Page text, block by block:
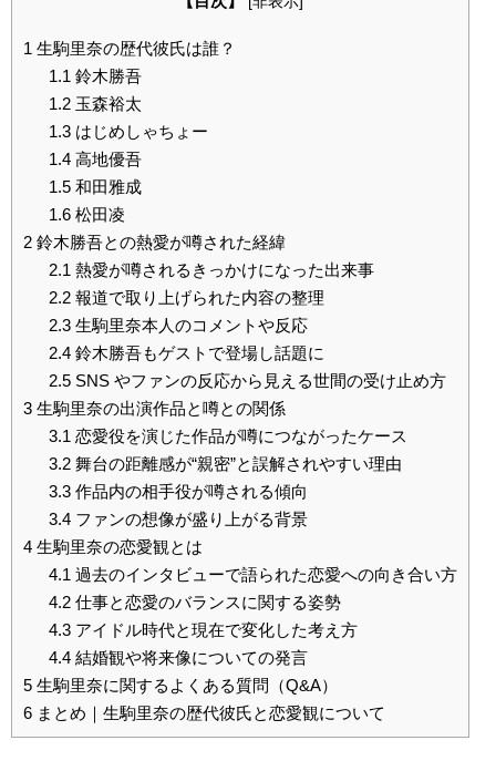
1 生駒里奈の歴代彼氏は誰？
1.1 鈴木勝吾
1.2玉森裕太
1.3はじめしゃちょー
1.4高地優吾
1.5和田雅成
1.6松田凌
2 鈴木勝吾との熱愛が噂された経緯
2.1 熱愛が噂されるきっかけになった出来事
2.2報道で取り上げられた内容の整理
2.3生駒里奈本人のコメントや反応
2.4鈴木勝吾もゲストで登場し話題に
2.5SNS やファンの反応から見える世間の受け止め方
3 生駒里奈の出演作品と噂との関係
3.1 恋愛役を演じた作品が噂につながったケース
3.2舞台の距離感が“親密”と誤解されやすい理由
3.3作品内の相手役が噂される傾向
3.4ファンの想像が盛り上がる背景
4 生駒里奈の恋愛観とは
4.1 過去のインタビューで語られた恋愛への向き合い方
4.2仕事と恋愛のバランスに関する姿勢
4.3アイドル時代と現在で変化した考え方
4.4結婚観や将来像についての発言
5 生駒里奈に関するよくある質問（Q&A）
6 まとめ｜生駒里奈の歴代彼氏と恋愛観について